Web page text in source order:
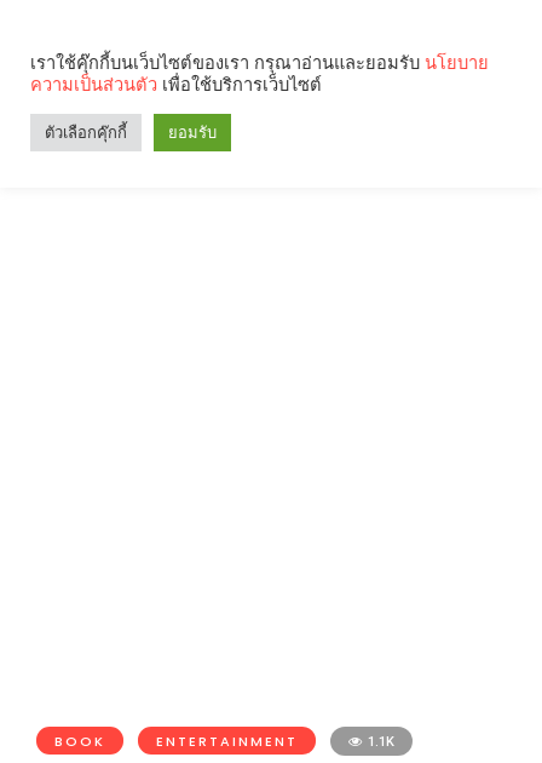
BOOK ENTERTAINMENT 1.1K
เราใช้คุ๊กกี้บนเว็บไซต์ของเรา กรุณาอ่านและยอมรับ นโยบาย
ความเป็นส่วนตัว เพื่อใช้บริการเว็บไซต์
ตัวเลือกคุ๊กกี้ ยอมรับ